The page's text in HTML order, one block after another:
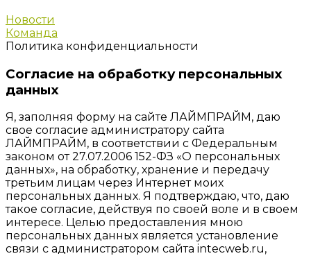
Новости
Команда
Политика конфиденциальности
Согласие на обработку персональных
данных
Я, заполняя форму на сайте ЛАЙМПРАЙМ, даю
свое согласие администратору сайта
ЛАЙМПРАЙМ, в соответствии с Федеральным
законом от 27.07.2006 152-ФЗ «О персональных
данных», на обработку, хранение и передачу
третьим лицам через Интернет моих
персональных данных. Я подтверждаю, что, даю
такое согласие, действуя по своей воле и в своем
интересе. Целью предоставления мною
персональных данных является установление
связи с администратором сайта intecweb.ru,